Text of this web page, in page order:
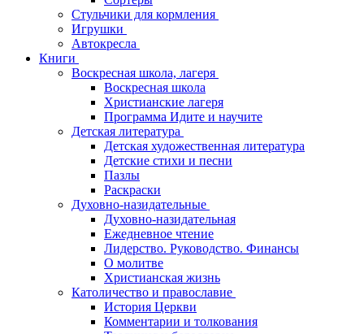
Стульчики для кормления
Игрушки
Автокресла
Книги
Воскресная школа, лагеря
Воскресная школа
Христианские лагеря
Программа Идите и научите
Детская литература
Детская художественная литература
Детские стихи и песни
Пазлы
Раскраски
Духовно-назидательные
Духовно-назидательная
Ежедневное чтение
Лидерство. Руководство. Финансы
О молитве
Христианская жизнь
Католичество и православие
История Церкви
Комментарии и толкования